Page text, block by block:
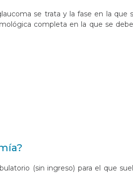
se trata y la fase en la que
completa en la que se
(sin ingreso) para el que